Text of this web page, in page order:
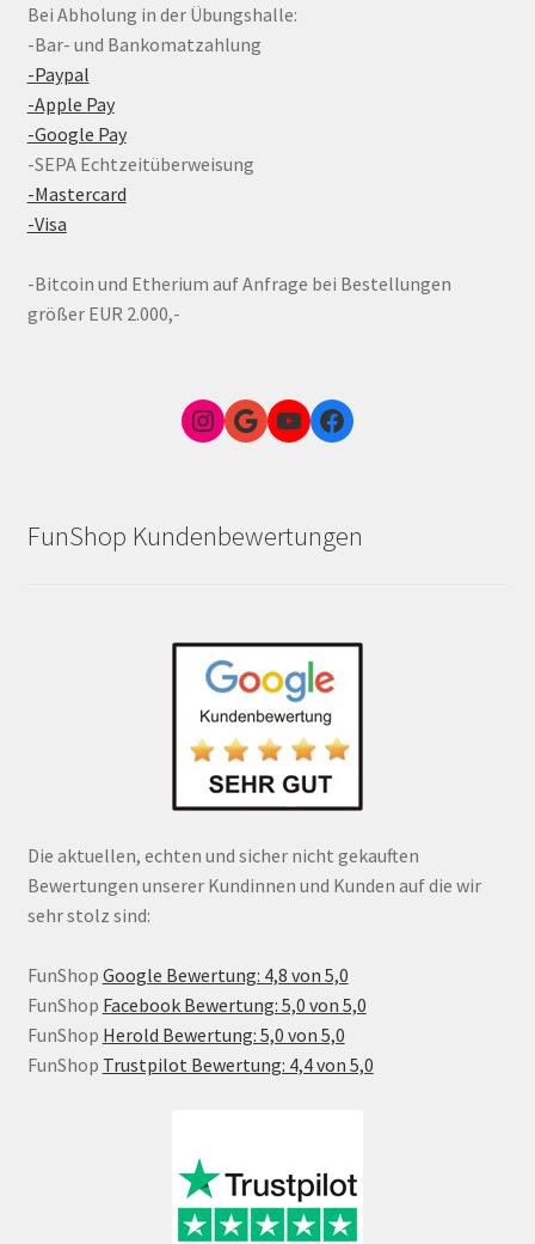
Bei Abholung in der Übungshalle:
-Bar- und Bankomatzahlung
-Paypal
-Apple Pay
-Google Pay
-SEPA Echtzeitüberweisung
-Mastercard
-Visa
-Bitcoin und Etherium auf Anfrage bei Bestellungen
größer EUR 2.000,-
Instagram
Google Link zum FunShop WienYouTubeFacebook
FunShop Kundenbewertungen
Die aktuellen, echten und sicher nicht gekauften
Bewertungen unserer Kundinnen und Kunden auf die wir
sehr stolz sind:
FunShop Google Bewertung: 4,8 von 5,0
FunShop Facebook Bewertung: 5,0 von 5,0
FunShop Herold Bewertung: 5,0 von 5,0
FunShop Trustpilot Bewertung: 4,4 von 5,0